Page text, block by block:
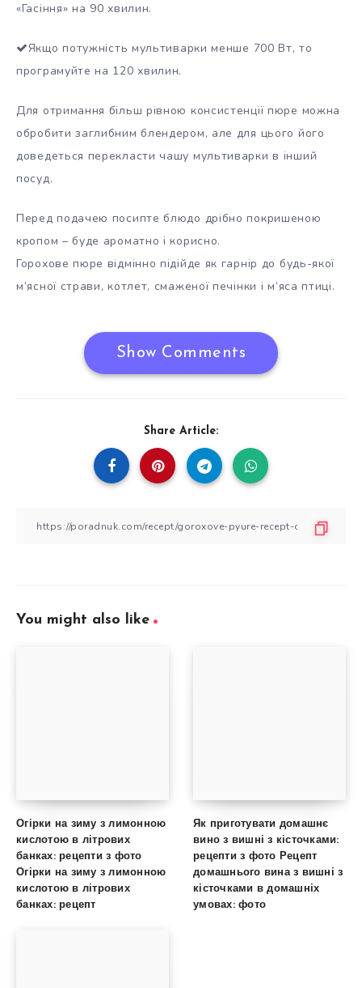
«Гасіння» на 90 хвилин.
Якщо потужність мультиварки менше 700 Вт, то
програмуйте на 120 хвилин.
Для отримання більш рівною консистенції пюре можна
обробити заглибним блендером, але для цього його
доведеться перекласти чашу мультиварки в інший
посуд.
Перед подачею посипте блюдо дрібно покришеною
кропом – буде ароматно і корисно.
Горохове пюре відмінно підійде як гарнір до будь-якої
м’ясної страви, котлет, смаженої печінки і м’яса птиці.
Show Comments
Share Article:
You might also like
Огірки на зиму з лимонною
кислотою в літрових
банках: рецепти з фото
Огірки на зиму з лимонною
кислотою в літрових
банках: рецепт
Як приготувати домашнє
вино з вишні з кісточками:
рецепти з фото Рецепт
домашнього вина з вишні з
кісточками в домашніх
умовах: фото